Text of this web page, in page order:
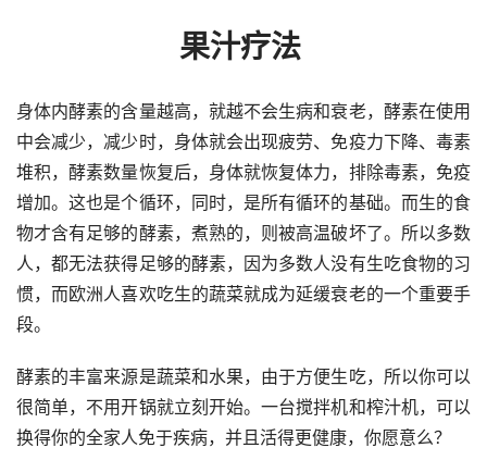
果汁疗法
身体内酵素的含量越高，就越不会生病和衰老，酵素在使用
中会减少，减少时，身体就会出现疲劳、免疫力下降、毒素
堆积，酵素数量恢复后，身体就恢复体力，排除毒素，免疫
增加。这也是个循环，同时，是所有循环的基础。而生的食
物才含有足够的酵素，煮熟的，则被高温破坏了。所以多数
人，都无法获得足够的酵素，因为多数人没有生吃食物的习
惯，而欧洲人喜欢吃生的蔬菜就成为延缓衰老的一个重要手
段。
酵素的丰富来源是蔬菜和水果，由于方便生吃，所以你可以
很简单，不用开锅就立刻开始。一台搅拌机和榨汁机，可以
换得你的全家人免于疾病，并且活得更健康，你愿意么？